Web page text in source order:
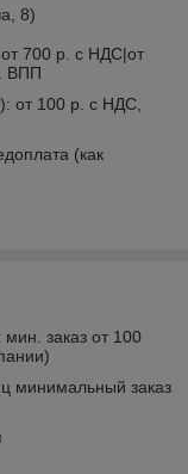
8)
700 р. с НДС|от
ВПП
от 100 р. с НДС,
(как
заказ от 100
минимальный заказ